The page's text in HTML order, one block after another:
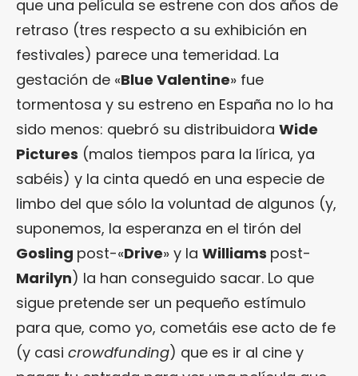
que una película se estrene con dos años de
retraso (tres respecto a su exhibición en
festivales) parece una temeridad. La
gestación de «Blue Valentine» fue
tormentosa y su estreno en España no lo ha
sido menos: quebró su distribuidora Wide
Pictures (malos tiempos para la lírica, ya
sabéis) y la cinta quedó en una especie de
limbo del que sólo la voluntad de algunos (y,
suponemos, la esperanza en el tirón del
Gosling post-«Drive» y la Williams post-
Marilyn) la han conseguido sacar. Lo que
sigue pretende ser un pequeño estímulo
para que, como yo, cometáis ese acto de fe
(y casi crowdfunding) que es ir al cine y